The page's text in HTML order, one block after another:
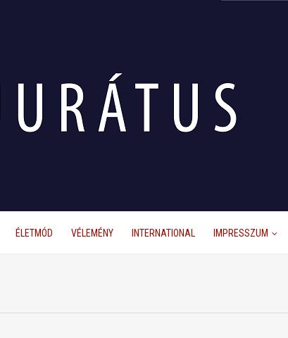
ÉLETMÓD VÉLEMÉNY INTERNATIONAL IMPRESSZUM